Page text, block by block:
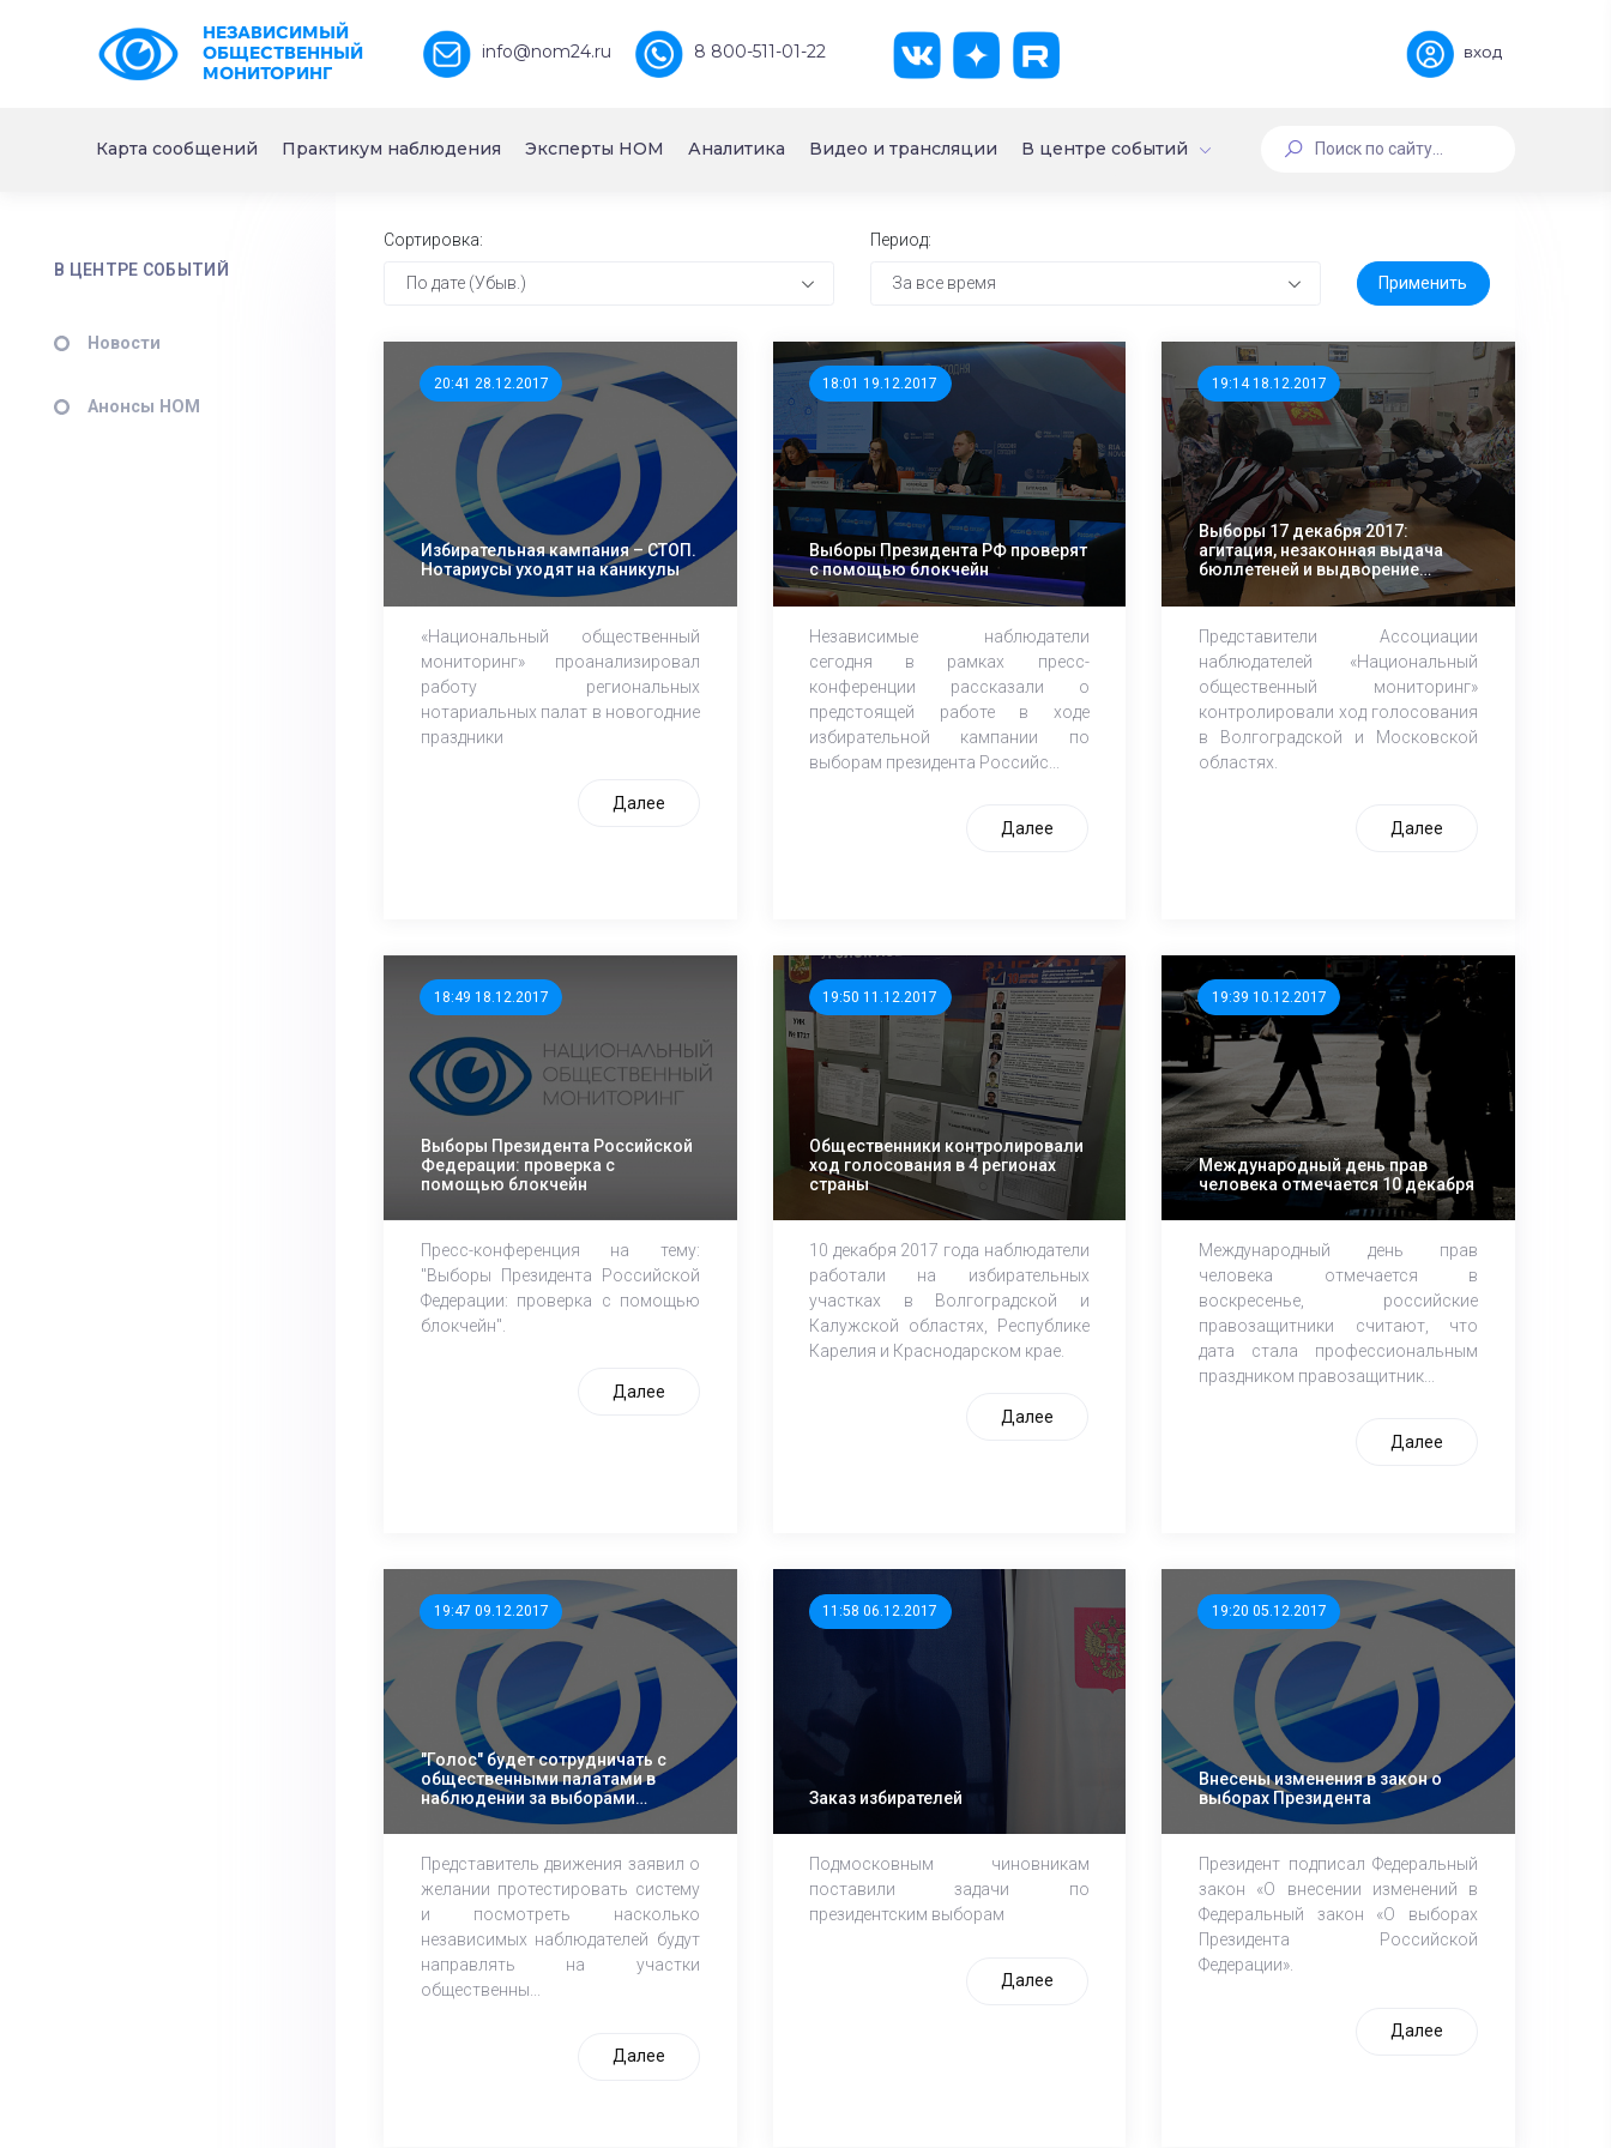
НЕЗАВИСИМЫЙ
ОБЩЕСТВЕННЫЙ
МОНИТОРИНГ
info@nom24.ru 8 800-511-01-22 вход
Карта сообщений Практикум наблюдения Эксперты НОМ Аналитика Видео и трансляции В центре событий
В ЦЕНТРЕ СОБЫТИЙ
Новости
Анонсы НОМ
Сортировка:
По дате (Убыв.)
Период:
За все время
20:41 28.12.2017
Избирательная кампания – СТОП.
Нотариусы уходят на каникулы
«Национальный общественный
мониторинг» проанализировал
работу региональных
нотариальных палат в новогодние
праздники
Далее
18:01 19.12.2017
Выборы Президента РФ проверят
с помощью блокчейн
Независимые наблюдатели
сегодня в рамках пресс-
конференции рассказали о
предстоящей работе в ходе
избирательной кампании по
выборам президента Российс...
Далее
19:14 18.12.2017
Выборы 17 декабря 2017:
агитация, незаконная выдача
бюллетеней и выдворение
наблюдателей с избирательных
участков
Представители Ассоциации
наблюдателей «Национальный
общественный мониторинг»
контролировали ход голосования
в Волгоградской и Московской
областях.
Далее
18:49 18.12.2017
Выборы Президента Российской
Федерации: проверка с
помощью блокчейн
Пресс-конференция на тему:
"Выборы Президента Российской
Федерации: проверка с помощью
блокчейн".
Далее
19:50 11.12.2017
Общественники контролировали
ход голосования в 4 регионах
страны
10 декабря 2017 года наблюдатели
работали на избирательных
участках в Волгоградской и
Калужской областях, Республике
Карелия и Краснодарском крае.
Далее
19:39 10.12.2017
Международный день прав
человека отмечается 10 декабря
Международный день прав
человека отмечается в
воскресенье, российские
правозащитники считают, что
дата стала профессиональным
праздником правозащитник...
Далее
19:47 09.12.2017
"Голос" будет сотрудничать с
общественными палатами в
наблюдении за выборами
президента
Представитель движения заявил о
желании протестировать систему
и посмотреть насколько
независимых наблюдателей будут
направлять на участки
общественны...
Далее
11:58 06.12.2017
Заказ избирателей
Подмосковным чиновникам
поставили задачи по
президентским выборам
Далее
19:20 05.12.2017
Внесены изменения в закон о
выборах Президента
Президент подписал Федеральный
закон «О внесении изменений в
Федеральный закон «О выборах
Президента Российской
Федерации».
Далее